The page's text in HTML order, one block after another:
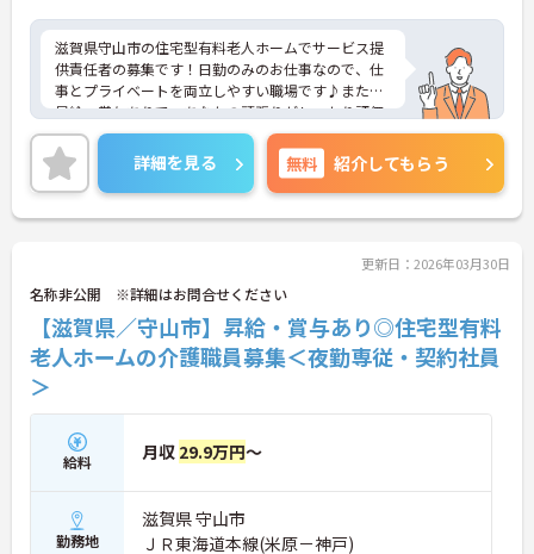
滋賀県守山市の住宅型有料老人ホームでサービス提
供責任者の募集です！日勤のみのお仕事なので、仕
事とプライベートを両立しやすい職場です♪また、
昇給・賞与ありで、あなたの頑張りがしっかり評価
されます◎ご興味のある方は、面接ポイントをお伝
えしますので、お気軽にご連絡ください。
詳細を見る 無料 紹介してもらう
更新日：2026年03月30日
名称非公開 ※詳細はお問合せください
【滋賀県／守山市】昇給・賞与あり◎住宅型有料
老人ホームの介護職員募集＜夜勤専従・契約社員
＞
給料 月収 29.9万円～
勤務地
滋賀県 守山市
ＪＲ東海道本線(米原－神戸)